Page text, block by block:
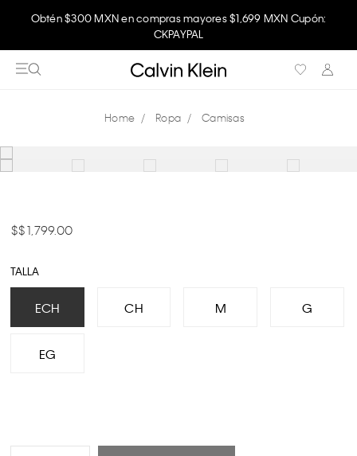
Obtén $300 MXN en compras mayores $1,699 MXN Cupón:
CKPAYPAL
Ropa Camisas
$ 1,799.00
TALLA
ECH CH M G
EG